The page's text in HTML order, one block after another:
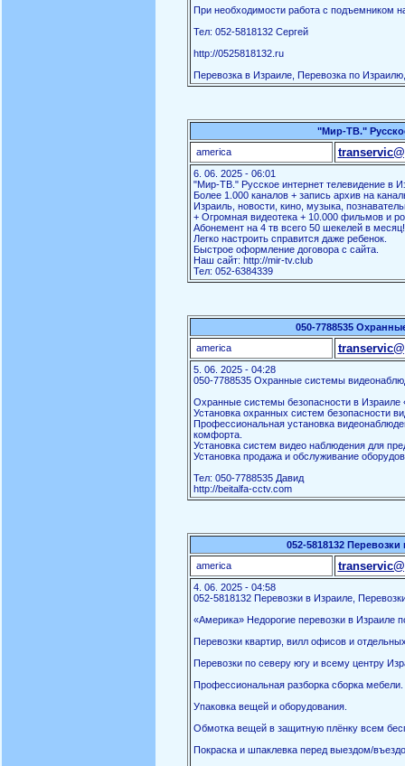
При необходимости работа с подъемником
Тел: 052-5818132 Сергей
http://0525818132.ru
Перевозка в Израиле, Перевозка по
"Мир-ТВ."
america
6. 06. 2025 - 06:01
"Мир-ТВ." Русское интернет телевидение в
Более 1.000 каналов + запись архив на
Израиль, новости, кино, музыка,
+ Огромная видеотека + 10.000 фильмов и
Абонемент на 4 тв всего 50 шекелей в месяц!
Легко настроить справится даже ребенок.
Быстрое оформление договора с сайта.
Наш сайт: http://mir-tv.club
Тел: 052-6384339
050-7788535
america
5. 06. 2025 - 04:28
050-7788535 Охранные системы
Охранные системы безопасности в Израиле
Установка охранных систем безопасности
Профессиональная установка
комфорта.
Установка систем видео наблюдения для
Установка продажа и обслуживание
Тел: 050-7788535 Давид
http://beitalfa-cctv.com
052-5818132
america
4. 06. 2025 - 04:58
052-5818132 Перевозки в Израиле,
«Америка» Недорогие перевозки в Израиле
Перевозки квартир, вилл офисов и
Перевозки по северу югу и всему центру
Профессиональная разборка сборка мебели.
Упаковка вещей и оборудования.
Обмотка вещей в защитную плёнку всем
Покраска и шпаклевка перед выездом/